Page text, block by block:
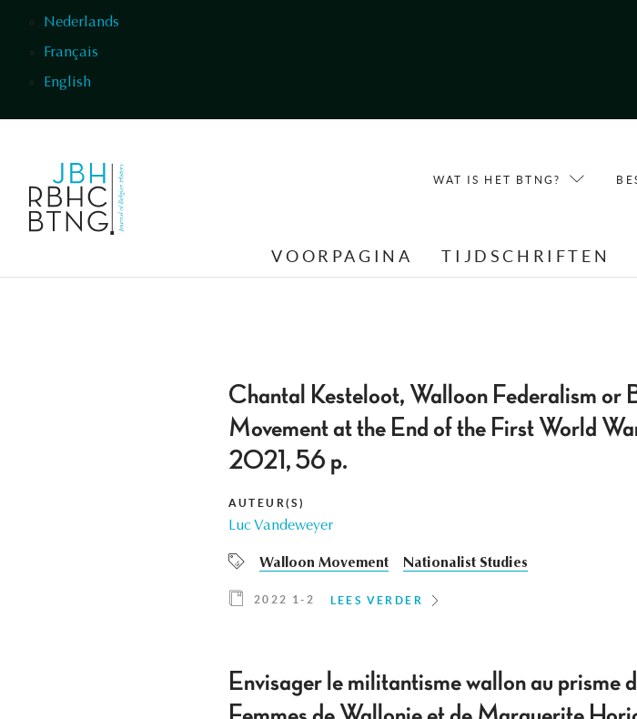
Nederlands
Français
English
WAT IS HET BTNG?
VOORPAGINA TIJDSCHRIFTEN
Chantal Kesteloot, Walloon Federalism or
Movement at the End of the First World
2021, 56 p.
AUTEUR(S)
Luc Vandeweyer
Walloon Movement Nationalist Studies
2022 1-2 LEES VERDER
Envisager le militantisme wallon au prisme